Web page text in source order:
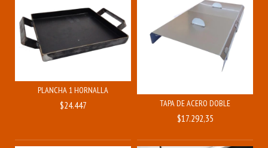
PLANCHA 1 HORNALLA
$24.447 TAPA DE ACERO DOBLE
$17.292,35